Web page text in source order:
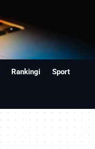
Rankingi Sport